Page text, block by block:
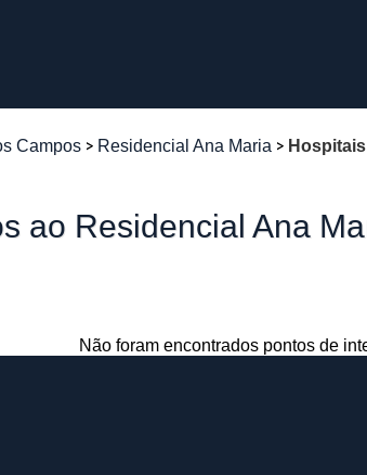
Campos Residencial Ana Maria
ao Residencial Ana
Não foram encontrados pontos de